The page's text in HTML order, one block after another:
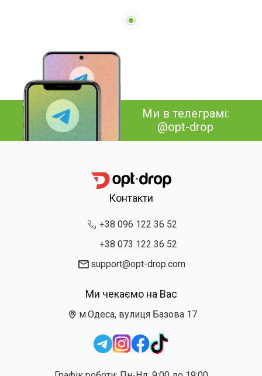
Ми в телеграмі:
@opt-drop
Контакти
+38 096 122 36 52
+38 073 122 36 52
support@opt-drop.com
Ми чекаємо на Вас
м.Одеса, вулиця Базова 17